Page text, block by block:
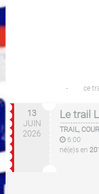
- ce trail
13
JUIN
2026
Le trail
TRAIL,
6:00
né(e)s en